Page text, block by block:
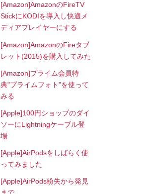
[Amazon]AmazonのFireTV
StickにKODIを導入し快適メ
ディアプレイヤーにする
[Amazon]AmazonのFireタブ
レット(2015)を購入してみた
[Amazon]プライム会員特
典"プライムフォト"を使って
みる
[Apple]100円ショップのダイ
ソーにLightningケーブル登
場
[Apple]AirPodsをしばらく使
ってみました
[Apple]AirPods紛失から発見